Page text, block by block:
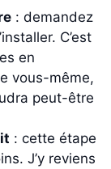
: demandez
C’est
en
vous-même,
peut-être
: cette étape
J’y reviens